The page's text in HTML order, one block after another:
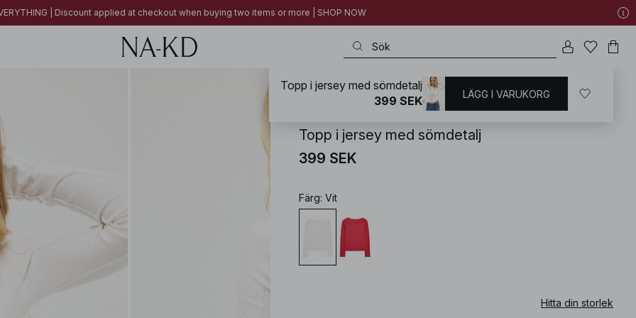
| Discount applied at checkout when buying two items or more | SHOP NOW
Basplagg / Bastoppar
Topp i jersey med sömdetalj
399 SEK
Färg: Vit
Hitta din storlek
Topp i jersey med sömdetalj
399 SEK
LÄGG I VARUKORG